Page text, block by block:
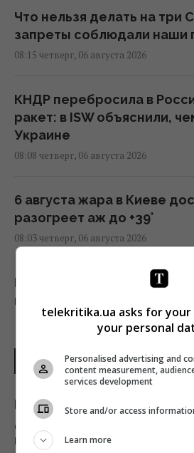
Что нельзя делать на три
запреты соблюдали наши
08:15 четверг, 06 августа 2026
КНДР перебросила в
ракет: в ISW объяснили,
Украине
08:08 четверг, 06 августа 2026
6 августа жара в Киеве
разогреет аж до +39°
08:03 четверг, 06 августа 2026
Не только вкусно: 9 видов
помогут бороться с
07:57 четверг, 06 августа 2026
Зеленский обвинил
"ужасающих жертвах"
Киеву, - WP
07:37 четверг, 06 августа 2026
ПОСЛЕДНИЕ НОВОСТИ
Россияне одержимы
деморализовать тыл:
паниковать
telekritika.ua asks for
your personal
Personalised advertising and
content measurement,
services development
Store and/or access
Learn more